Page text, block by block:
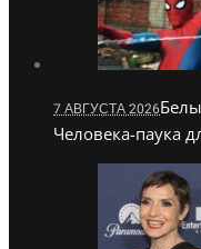
7 АВГУСТА 2026
Человека-паука